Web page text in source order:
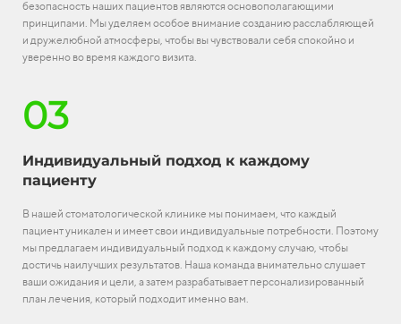
безопасность наших пациентов являются основополагающими
принципами. Мы уделяем особое внимание созданию расслабляющей
и дружелюбной атмосферы, чтобы вы чувствовали себя спокойно и
уверенно во время каждого визита.
03
Индивидуальный подход к каждому
пациенту
В нашей стоматологической клинике мы понимаем, что каждый
пациент уникален и имеет свои индивидуальные потребности. Поэтому
мы предлагаем индивидуальный подход к каждому случаю, чтобы
достичь наилучших результатов. Наша команда внимательно слушает
ваши ожидания и цели, а затем разрабатывает персонализированный
план лечения, который подходит именно вам.